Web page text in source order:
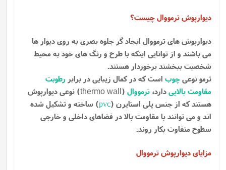
دیوارپوش ترمووال چیست؟
دیوارپوش های ترمووال ایجاد گر جلوه بصری به روی دیوار ها
می باشند و از توانایی اینکه با طرح و رنگ های خود به محیط
شخصیت ببخشند برخوردار هستند.
ترمو نوعیچوب است که در کمال زیبایی در برابر رطوبت
مقاومت بالاییدارد، ترمووال (
thermo wall) نوعی دیوارپوش
هستند که از جنس پلی استایرن (pvc) ساخته و تشکیل شده
اند و می توانند با مقاومت بالا در فضاهای داخلی و خارجی
سطوح متفاوت بکار روند.
مزایای دیوارپوش ترمووال